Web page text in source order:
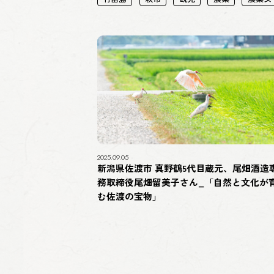
2025.09.05
新潟県佐渡市 真野鶴5代目蔵元、尾畑酒造
務取締役尾畑留美子さん_「自然と文化が
む佐渡の宝物」